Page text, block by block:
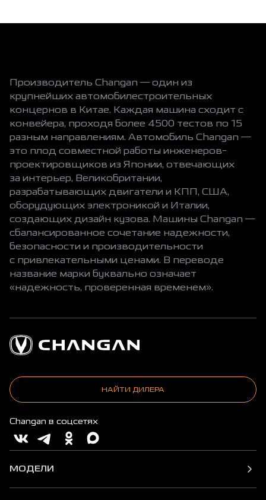
Производитель Changan — один из
крупнейших автомобилестроительных
концернов в Китае. Каждая машина сходит с
конвейера, проходя более 4500 тестов по 15
разным направлениям. Автомобиль Changan —
это плод совместной работы инженеров-
проектировщиков из Японии, отвечающих
за интерьер, Великобритании,
разрабатывающих двигатели и КПП, США,
оборудующих электроникой и Италии,
создающих дизайн кузова. Машины Changan —
сбалансированное сочетание надежности,
безопасности и производительности
с привлекательными ценами. В переводе
название марки буквально означает
«надежность, проверенная временем».
НАЙТИ ДИЛЕРА
Changan в соцсетях
МОДЕЛИ